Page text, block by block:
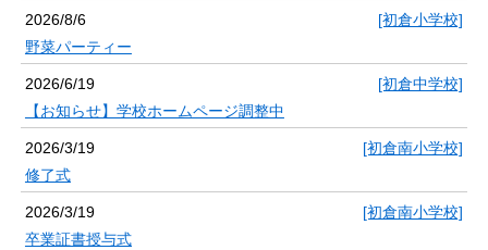
2026/8/6
[初倉小学校]
野菜パーティー
2026/6/19
[初倉中学校]
【お知らせ】学校ホームページ調整中
2026/3/19
[初倉南小学校]
修了式
2026/3/19
[初倉南小学校]
卒業証書授与式